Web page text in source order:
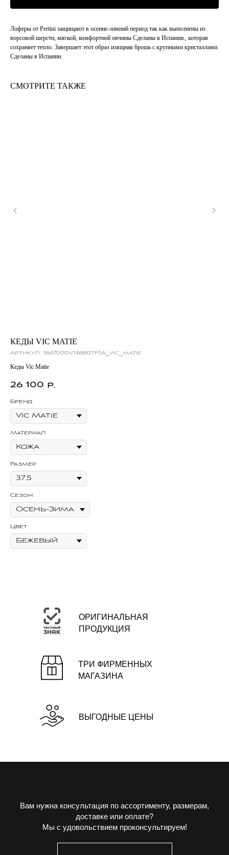
Лоферы от Pertini защищают в осенне-зимний период так как выполнены из
ворсовой шерсти, мягкой, комфортной овчины Сделаны в Испании., которая
сохраняет тепло. Завершает этот образ изящная брошь с крупными кристаллами.
Сделаны в Испании.
СМОТРИТЕ ТАКЖЕ
КЕДЫ VIC MATIE
Артикул: 1b4700dv14bb0tf56_vic_matie
Кеды Vic Matie
26 100 р.
Бренд
Материал
Размер
Сезон
Цвет
ОРИГИНАЛЬНАЯ
ПРОДУКЦИЯ
ТРИ ФИРМЕННЫХ
МАГАЗИНА
ВЫГОДНЫЕ ЦЕНЫ
Вам нужна консультация по ассортименту, размерам,
доставке или оплате?
Мы с удовольствием проконсультируем!